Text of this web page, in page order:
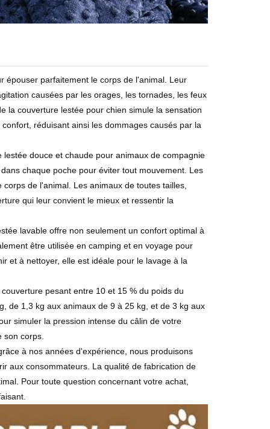
épouser parfaitement le corps de l'animal. Leur
causées par les orages, les tornades, les feux
la couverture lestée pour chien simule la sensation
réduisant ainsi les dommages causés par la
lestée douce et chaude pour animaux de compagnie
chaque poche pour éviter tout mouvement. Les
de l'animal. Les animaux de toutes tailles,
qui leur convient le mieux et ressentir la
lavable offre non seulement un confort optimal à
être utilisée en camping et en voyage pour
et à nettoyer, elle est idéale pour le lavage à la
pesant entre 10 et 15 % du poids du
de 1,3 kg aux animaux de 9 à 25 kg, et de 3 kg aux
simuler la pression intense du câlin de votre
corps.
à nos années d'expérience, nous produisons
aux consommateurs. La qualité de fabrication de
Pour toute question concernant votre achat,